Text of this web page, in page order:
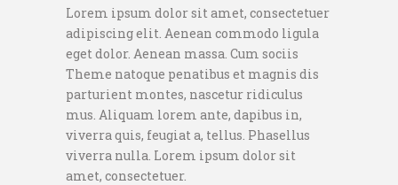
Lorem ipsum dolor sit amet, consectetuer
adipiscing elit. Aenean commodo ligula
eget dolor. Aenean massa. Cum sociis
Theme natoque penatibus et magnis dis
parturient montes, nascetur ridiculus
mus. Aliquam lorem ante, dapibus in,
viverra quis, feugiat a, tellus. Phasellus
viverra nulla. Lorem ipsum dolor sit
amet, consectetuer.